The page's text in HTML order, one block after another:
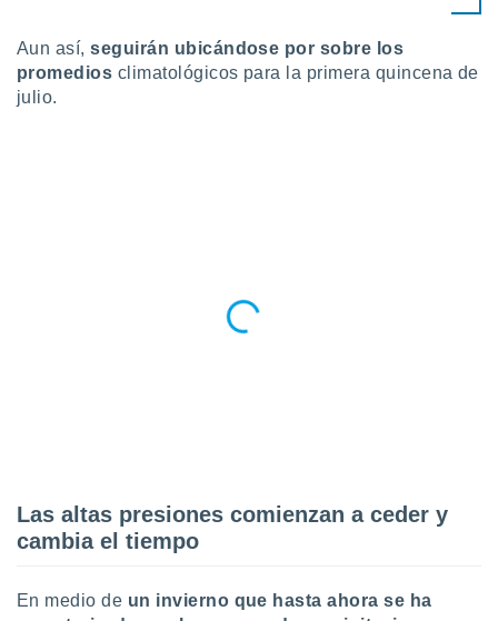
interés
a lo que
Para
un
o acceder
datos
Aun así,seguirán ubicándose por sobre los
promedios climatológicos para la primera quincena de
julio.
Las altas presiones comienzan a ceder y
cambia el tiempo
En medio de un invierno que hasta ahora se ha